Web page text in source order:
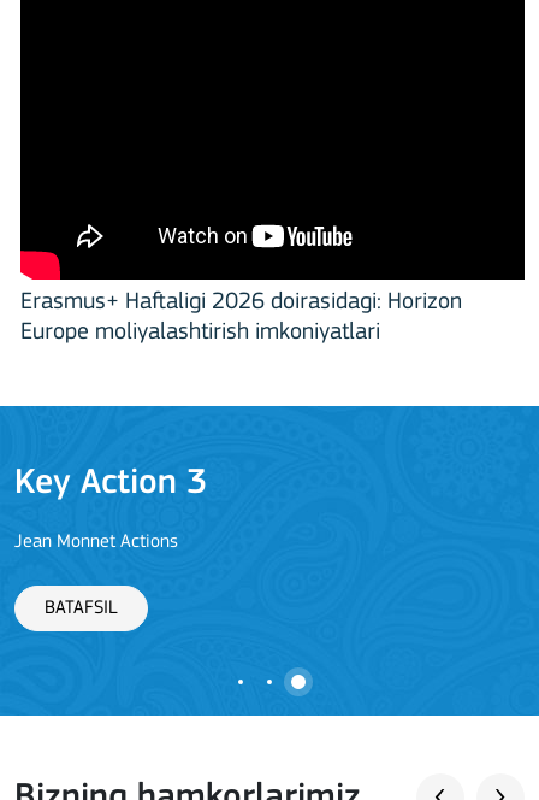
Erasmus+ Haftaligi 2026 doirasidagi: Horizon
Europe moliyalashtirish imkoniyatlari
Key Action 3
Jean Monnet Actions
BATAFSIL